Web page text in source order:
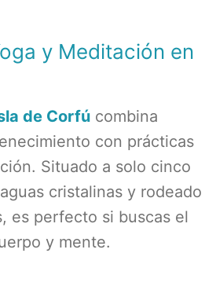
y Meditación en
de Corfú combina
con prácticas
Situado a solo cinco
cristalinas y rodeado
es perfecto si buscas el
y mente.